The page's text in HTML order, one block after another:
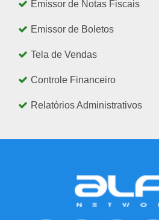
Emissor de Notas Fiscais
Emissor de Boletos
Tela de Vendas
Controle Financeiro
Relatórios Administrativos